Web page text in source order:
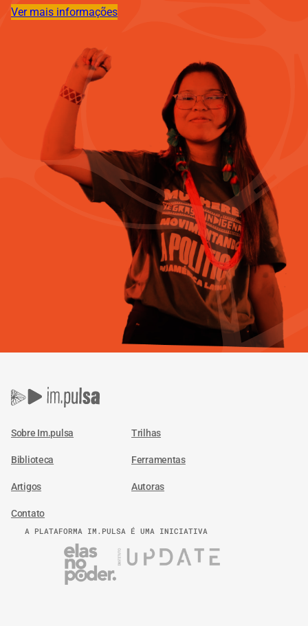
Ver mais informações
Sobre Im.pulsa Trilhas
Biblioteca Ferramentas
Artigos Autoras
Contato
A PLATAFORMA IM.PULSA É UMA INICIATIVA